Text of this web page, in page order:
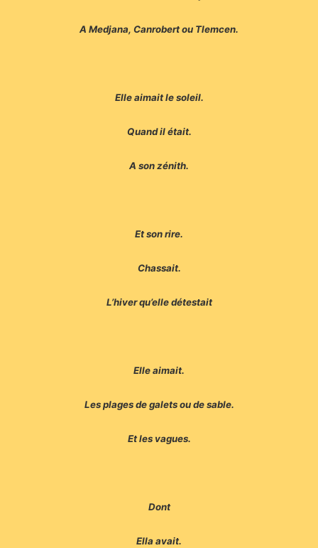
A Medjana, Canrobert ou Tlemcen.
Elle aimait le soleil.
Quand il était.
A son zénith.
Et son rire.
Chassait.
L’hiver qu’elle détestait
Elle aimait.
Les plages de galets ou de sable.
Et les vagues.
Dont
Ella avait.